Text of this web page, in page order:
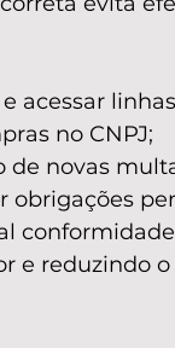
acessar
no CNPJ;
de novas
obrigações
reduzindo o